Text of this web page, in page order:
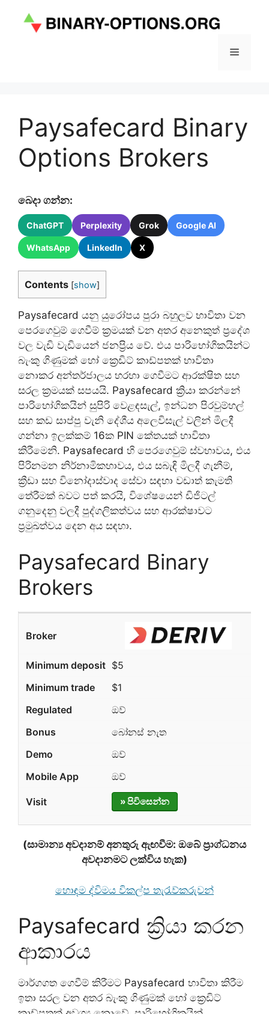
Menu
Paysafecard Binary
Options Brokers
බෙදා ගන්න:
ChatGPT Perplexity Grok Google AI
WhatsApp LinkedIn X
Contents [show]
Paysafecard යනු යුරෝපය පුරා බහුලව භාවිතා වන
පෙරගෙවුම් ගෙවීම් ක්‍රමයක් වන අතර අනෙකුත් ප්‍රදේශ
වල වැඩි වැඩියෙන් ජනප්‍රිය වේ. එය පාරිභෝගිකයින්ට
බැංකු ගිණුමක් හෝ ක්‍රෙඩිට් කාඩ්පතක් භාවිතා
නොකර අන්තර්ජාලය හරහා ගෙවීමට ආරක්ෂිත සහ
සරල ක්‍රමයක් සපයයි. Paysafecard ක්‍රියා කරන්නේ
පාරිභෝගිකයින් සුපිරි වෙළඳසැල්, ඉන්ධන පිරවුම්හල්
සහ කඩ සාප්පු වැනි දේශීය අලෙවිසැල් වලින් මිලදී
ගන්නා ඉලක්කම් 16ක PIN කේතයක් භාවිතා
කිරීමෙනි. Paysafecard හි පෙරගෙවුම් ස්වභාවය, එය
පිරිනමන නිර්නාමිකභාවය, එය සබැඳි මිලදී ගැනීම්,
ක්‍රීඩා සහ විනෝදාස්වාද සේවා සඳහා වඩාත් කැමති
තේරීමක් බවට පත් කරයි, විශේෂයෙන් ඩිජිටල්
ගනුදෙනු වලදී පුද්ගලිකත්වය සහ ආරක්ෂාවට
ප්‍රමුඛත්වය දෙන අය සඳහා.
Paysafecard Binary
Brokers
$5
$1
ඔව්
බෝනස් නැත
ඔව්
ඔව්
» පිවිසෙන්න
(සාමාන්‍ය අවදානම් අනතුරු ඇඟවීම: ඔබේ ප්‍රාග්ධනය
අවදානමට ලක්විය හැක)
හොඳම ද්විමය විකල්ප තැරැව්කරුවන්
Paysafecard ක්‍රියා කරන
ආකාරය
මාර්ගගත ගෙවීම් කිරීමට Paysafecard භාවිතා කිරීම
ඉතා සරල වන අතර බැංකු ගිණුමක් හෝ ක්‍රෙඩිට්